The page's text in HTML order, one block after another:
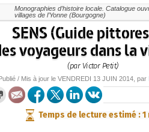
Monographies d’histoire locale. Catalogue
villages de l’Yonne (Bourgogne)
SENS (Guide
voyageurs dans la
(par Victor Petit)
/ Mis à jour le VENDREDI 13 JUIN 2014 , par
Temps de lecture estimé : 1